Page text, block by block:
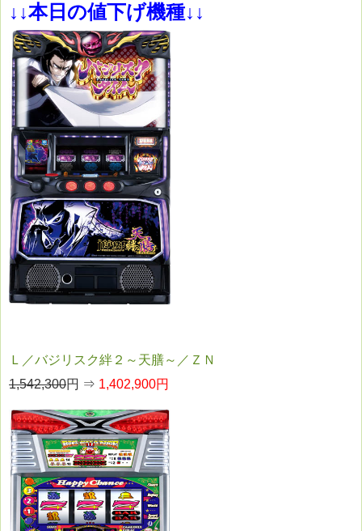
↓↓本日の値下げ機種↓↓
Ｌ／バジリスク絆２～天膳～／ＺＮ
1,542,300円 ⇒ 1,402,900円